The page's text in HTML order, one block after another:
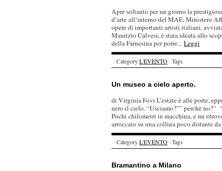
Apre soltanto per un giorno la
d’arte all’interno del MAE, Ministero
opere di importanti artisti italiani,
Maurizio Calvesi, è stata ideata allo
della Farnesina per porre... Leggi
CategoryL'EVENTO · Tags
Un museo a cielo aperto.
di Virginia Fovi L’estate è alle porte,
nero il cielo. “Usciamo?”” perchè no?”
Pochi chilometri in macchina, e mi
arroccato su una collina poco distante
CategoryL'EVENTO · Tags
Bramantino a Milano